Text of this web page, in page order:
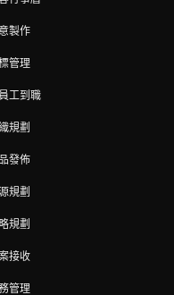
製作
管理
工到職
規劃
發佈
規劃
規劃
接收
管理